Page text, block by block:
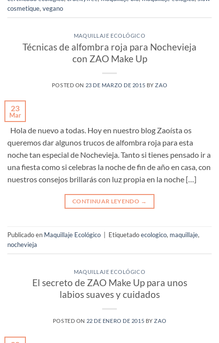
cosmetique,vegano
MAQUILLAJE ECOLÓGICO
Técnicas de alfombra roja para Nochevieja
con ZAO Make Up
POSTED ON 23 DE MARZO DE 2015 BYZAO
23
Mar
Hola de nuevo a todas. Hoy en nuestro blog Zaoísta os
queremos dar algunos trucos de alfombra roja para esta
noche tan especial de Nochevieja. Tanto si tienes pensado ir a
una fiesta como si celebras la noche de fin de año en casa, con
nuestros consejos brillarás con luz propia en la noche […]
CONTINUAR LEYENDO →
Publicado en Maquillaje Ecológico Etiquetadoecologico, maquillaje,
nochevieja
MAQUILLAJE ECOLÓGICO
El secreto de ZAO Make Up para unos
labios suaves y cuidados
POSTED ON 22 DE ENERO DE 2015 BYZAO